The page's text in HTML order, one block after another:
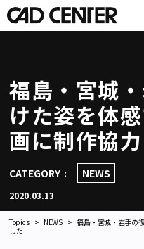
福島・宮城
けた姿を体
画に制作協
CATEGORY NEWS
2020.03.13
Topics NEWS
福島・宮城・岩手の
した